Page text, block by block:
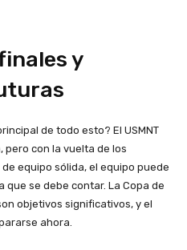
y
de todo esto? El USMNT
con la vuelta de los
equipo sólida, el equipo puede
se debe contar. La Copa de
objetivos significativos, y el
ahora.